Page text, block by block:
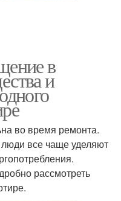
в
и
во время ремонта.
все чаще уделяют
рассмотреть